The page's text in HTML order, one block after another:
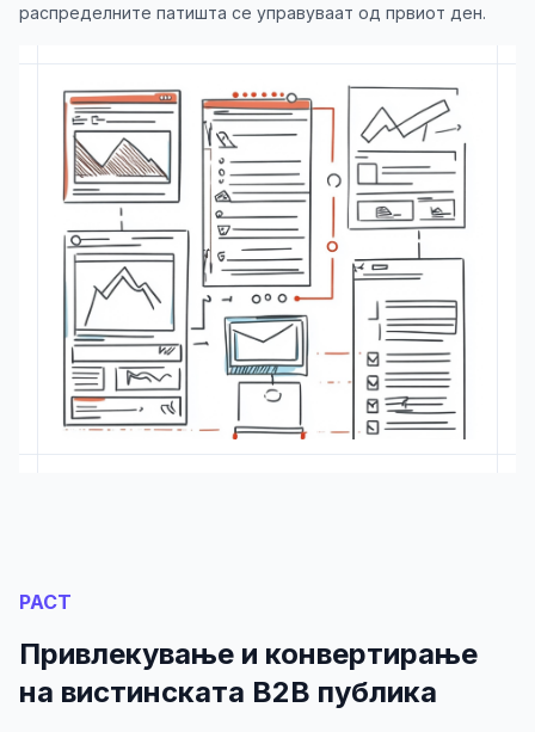
распределните патишта се управуваат од првиот ден.
РАСТ
Привлекување и конвертирање
на вистинската B2B публика